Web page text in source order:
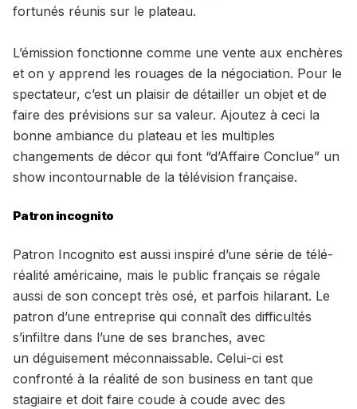
fortunés réunis sur le plateau.
L’émission fonctionne comme une vente aux enchères
et on y apprend les rouages de la négociation. Pour le
spectateur, c’est un plaisir de détailler un objet et de
faire des prévisions sur sa valeur. Ajoutez à ceci la
bonne ambiance du plateau et les multiples
changements de décor qui font “d’Affaire Conclue” un
show incontournable de la télévision française.
Patron incognito
Patron Incognito est aussi inspiré d’une série de télé-
réalité américaine, mais le public français se régale
aussi de son concept très osé, et parfois hilarant. Le
patron d’une entreprise qui connaît des difficultés
s’infiltre dans l’une de ses branches, avec
un déguisement méconnaissable. Celui-ci est
confronté à la réalité de son business en tant que
stagiaire et doit faire coude à coude avec des